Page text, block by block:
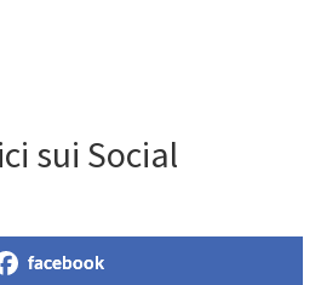
sui Social
facebook